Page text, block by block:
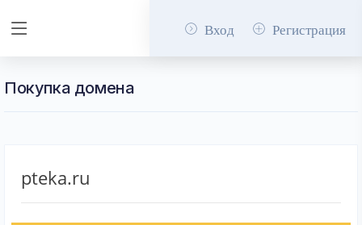
Вход Регистрация
Покупка домена
pteka.ru